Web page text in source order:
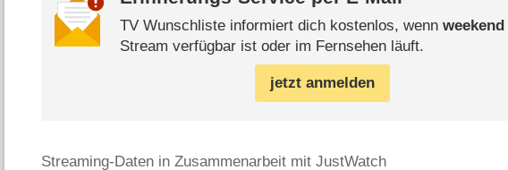
TV Wunschliste informiert dich kostenlos, wenn weekend
Stream verfügbar ist oder im Fernsehen läuft.
jetzt anmelden
Streaming-Daten in Zusammenarbeit mit JustWatch